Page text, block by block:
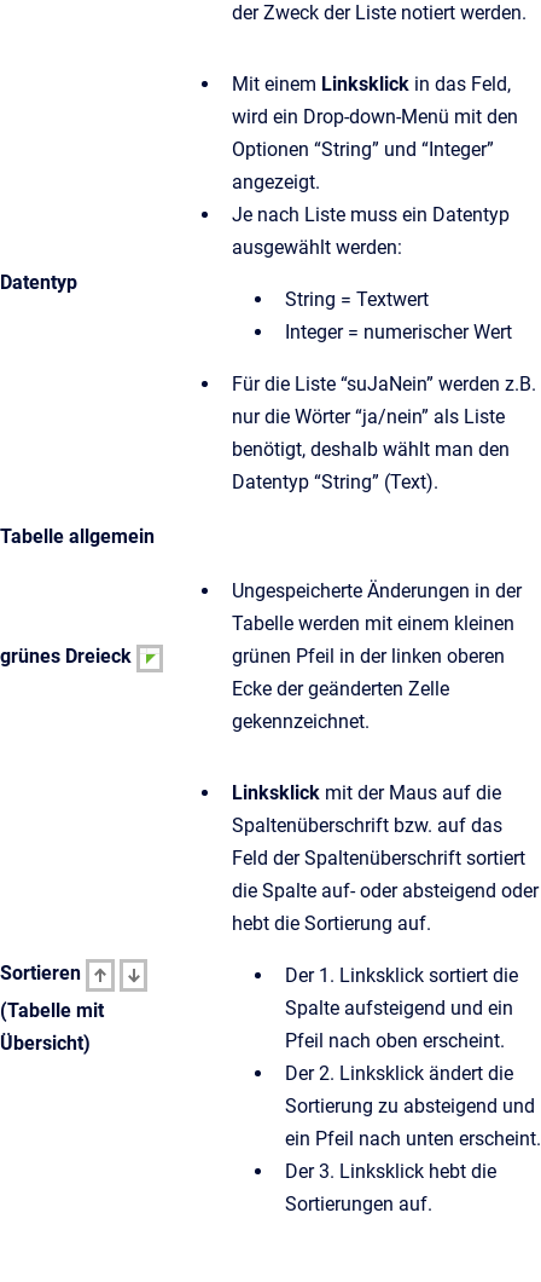
der Zweck der Liste notiert werden.
Datentyp
Mit einem Linksklick in das Feld,
wird ein Drop-down-Menü mit den
Optionen “String” und “Integer”
angezeigt.
Je nach Liste muss ein Datentyp
ausgewählt werden:
String = Textwert
Integer = numerischer Wert
Für die Liste “suJaNein” werden z.B.
nur die Wörter “ja/nein” als Liste
benötigt, deshalb wählt man den
Datentyp “String” (Text).
Tabelle allgemein
grünes Dreieck
Ungespeicherte Änderungen in der
Tabelle werden mit einem kleinen
grünen Pfeil in der linken oberen
Ecke der geänderten Zelle
gekennzeichnet.
Sortieren
(Tabelle mit
Übersicht)
Linksklick mit der Maus auf die
Spaltenüberschrift bzw. auf das
Feld der Spaltenüberschrift sortiert
die Spalte auf- oder absteigend oder
hebt die Sortierung auf.
Der 1. Linksklick sortiert die
Spalte aufsteigend und ein
Pfeil nach oben erscheint.
Der 2. Linksklick ändert die
Sortierung zu absteigend und
ein Pfeil nach unten erscheint.
Der 3. Linksklick hebt die
Sortierungen auf.